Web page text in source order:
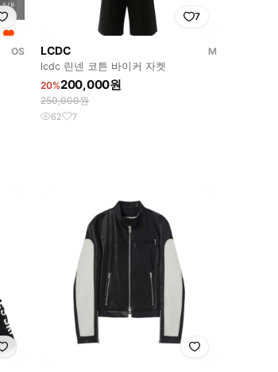
OS
7
LCDC
M
lcdc 린넨 코튼 바이커 자켓
20%200,000원
250,000원
62 7